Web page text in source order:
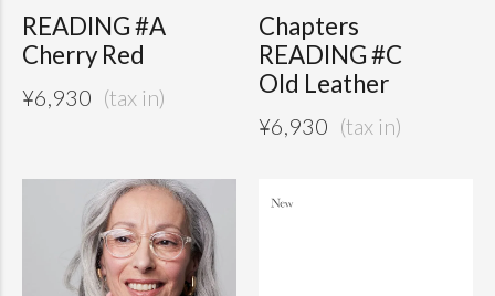
READING #A
Cherry Red
¥6,930
Chapters
READING #C
Old Leather
¥6,930